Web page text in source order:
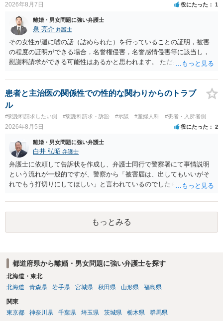
2026年8月7日 役にたった 1
離婚・男女問題に強い弁護士
泉 亮介 弁護士
その女性が週に嘘の話（詰められた）を行っていることの証明，被害
の程度の証明ができる場合，名誉権侵害，名誉感情侵害等に該当し，
慰謝料請求ができる可能性はあるかと思われます。 ただ弁護士費用を
た方が良いでしょう。
患者と主治医の関係性での性的な関わりからのトラブ
ル
#慰謝料請求したい側 #慰謝料請求・訴訟 #示談 #産婦人科 #患者・入所者側
2026年8月5日 役にたった 2
離婚・男女問題に強い弁護士
白井 弘昭 弁護士
弁護士に依頼して告訴状を作成し、弁護士同行で警察署にて事情説明
という流れが一般的ですが、警察から「被害届は、出してもいいがそ
れでもう打切りにしてほしい」と言われているのでしたら、あまり結
検察庁に訴えるのもありかもしれないですが、実際に捜査をするの
は、結局所轄だと思われますので、やはり結論は変わらないかもしれ
ないです。 一度、最寄りの「刑事に強い」とうたっている弁護士に相
談してみてはいかがでしょうか。 以上、ご参考まで。
もっとみる
都道府県から離婚・男女問題に強い弁護士を探す
北海道・東北
北海道
青森県 岩手県 宮城県 秋田県 山形県 福島県
関東
東京都
神奈川県 千葉県 埼玉県 茨城県 栃木県 群馬県